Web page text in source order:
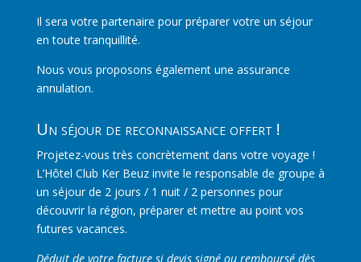
Il sera votre partenaire pour préparer votre un séjour
en toute tranquillité.
Nous vous proposons également une assurance
annulation.
Un séjour de reconnaissance offert !
Projetez-vous très concrètement dans votre voyage !
L’Hôtel Club Ker Beuz invite le responsable de groupe à
un séjour de 2 jours / 1 nuit / 2 personnes pour
découvrir la région, préparer et mettre au point vos
futures vacances.
Déduit de votre facture si devis signé ou remboursé dès